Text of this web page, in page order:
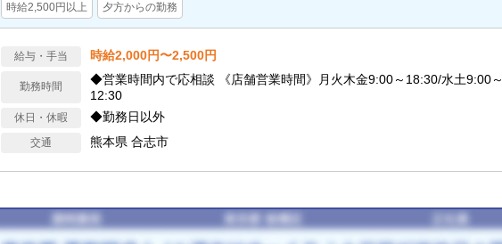
時給2,500円以上 夕方からの勤務
給与・手当 時給2,000円〜2,500円
勤務時間
◆営業時間内で応相談 《店舗営業時間》月火木金9:00～18:30/水土9:00～
12:30
休日・休暇 ◆勤務日以外
交通 熊本県 合志市